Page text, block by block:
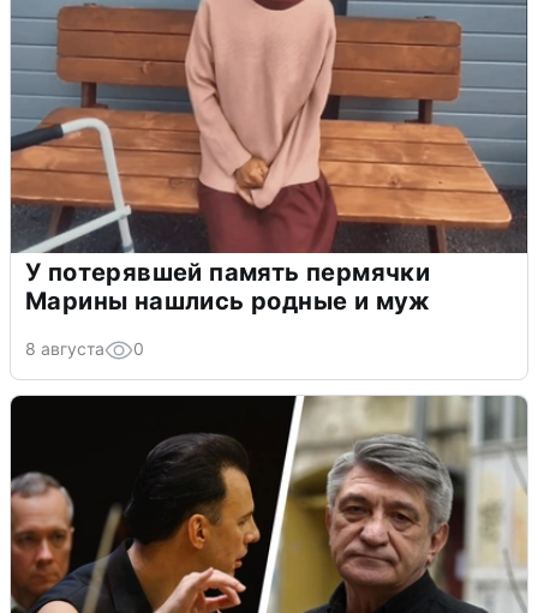
У потерявшей память пермячки
Марины нашлись родные и муж
8 августа 0